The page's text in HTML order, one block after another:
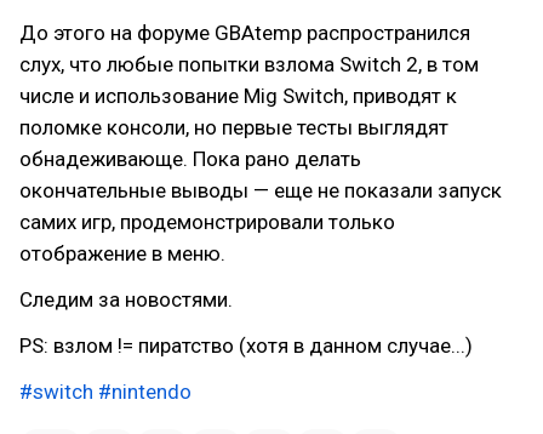
До этого на форуме GBAtemp распространился
слух, что любые попытки взлома Switch 2, в том
числе и использование Mig Switch, приводят к
поломке консоли, но первые тесты выглядят
обнадеживающе. Пока рано делать
окончательные выводы — еще не показали запуск
самих игр, продемонстрировали только
отображение в меню.
Следим за новостями.
PS: взлом != пиратство (хотя в данном случае...)
#switch #nintendo